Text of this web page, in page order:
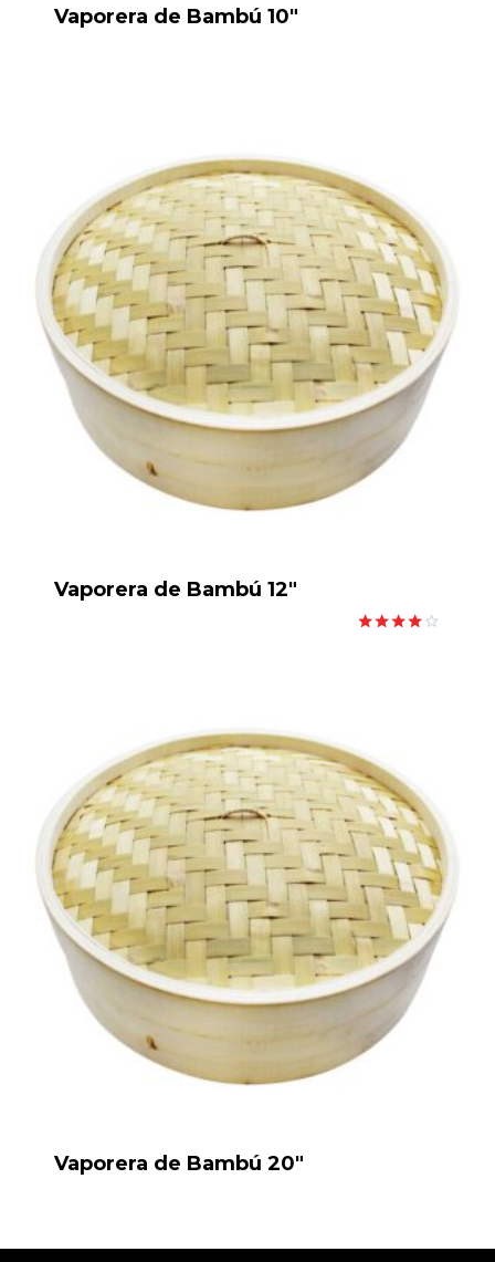
Vaporera de Bambú 10″
Vaporera de Bambú 12″
Vaporera de Bambú 20″